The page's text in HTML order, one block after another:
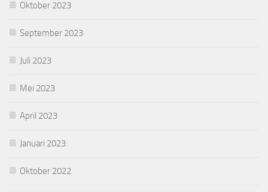
Oktober 2023
September 2023
Juli 2023
Mei 2023
April 2023
Januari 2023
Oktober 2022